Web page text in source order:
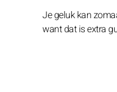
Je geluk kan
want dat is extra